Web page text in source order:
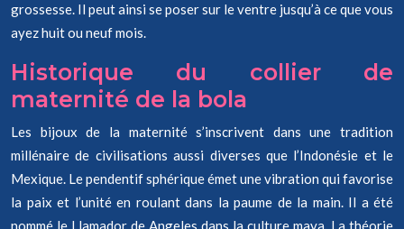
grossesse. Il peut ainsi se poser sur le ventre jusqu’à ce que vous
ayez huit ou neuf mois.
Historique du collier de
maternité de la bola
Les bijoux de la maternité s’inscrivent dans une tradition
millénaire de civilisations aussi diverses que l’Indonésie et le
Mexique. Le pendentif sphérique émet une vibration qui favorise
la paix et l’unité en roulant dans la paume de la main. Il a été
nommé le Llamador de Angeles dans la culture maya. La théorie